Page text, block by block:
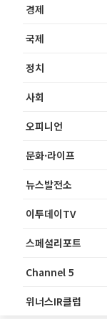
경제
국제
정치
사회
오피니언
문화·라이프
뉴스발전소
이투데이TV
스페셜리포트
Channel 5
위너스IR클럽